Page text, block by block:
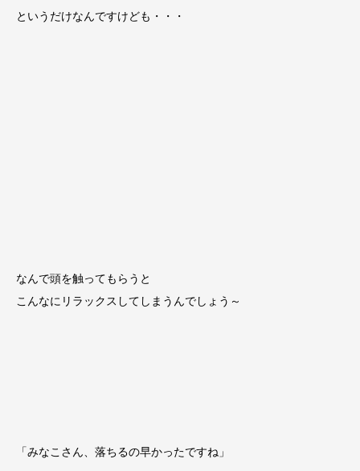
というだけなんですけども・・・
なんで頭を触ってもらうと
こんなにリラックスしてしまうんでしょう～
「みなこさん、落ちるの早かったですね」